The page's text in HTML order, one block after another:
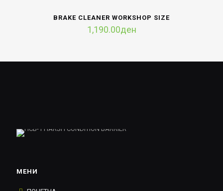
BRAKE CLEANER WORKSHOP SIZE
1,190.00ден
МЕНИ